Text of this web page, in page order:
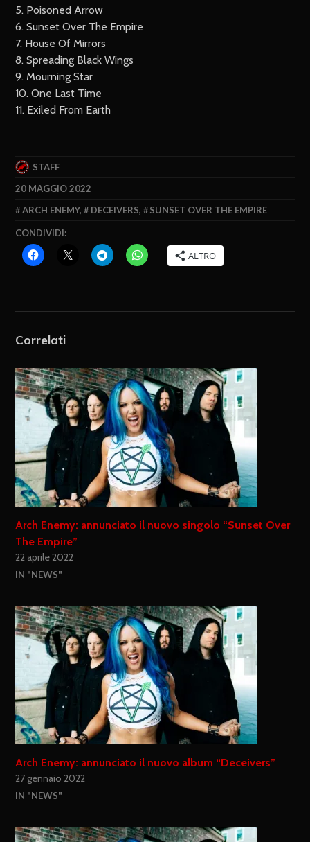
5. Poisoned Arrow
6. Sunset Over The Empire
7. House Of Mirrors
8. Spreading Black Wings
9. Mourning Star
10. One Last Time
11. Exiled From Earth
STAFF
20 MAGGIO 2022
ARCH ENEMY, DECEIVERS, SUNSET OVER THE EMPIRE
CONDIVIDI:
ALTRO
Correlati
Arch Enemy: annunciato il nuovo singolo “Sunset Over
The Empire”
22 aprile 2022
IN "NEWS"
Arch Enemy: annunciato il nuovo album “Deceivers”
27 gennaio 2022
IN "NEWS"